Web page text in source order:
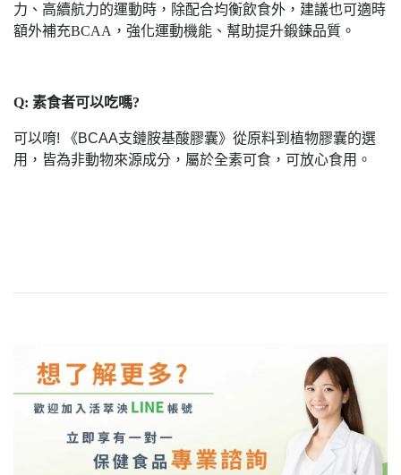
力、高續航力的運動時，除配合均衡飲食外，建議也可適時
額外補充BCAA，強化運動機能、幫助提升鍛鍊品質。
Q: 素食者可以吃嗎?
可以唷! 《BCAA支鏈胺基酸膠囊》從原料到植物膠囊的選
用，皆為非動物來源成分，屬於全素可食，可放心食用。